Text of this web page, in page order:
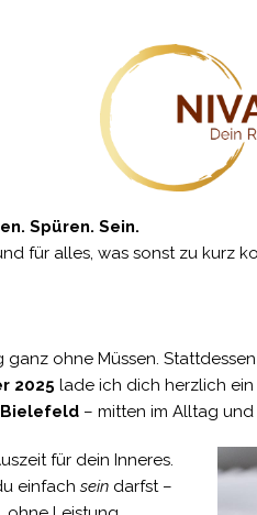
Spüren. Sein.
für alles, was sonst zu kurz
ganz ohne Müssen.
2025 lade ich dich herzlich
Bielefeld – mitten im Alltag
für dein Inneres.
einfach sein darfst –